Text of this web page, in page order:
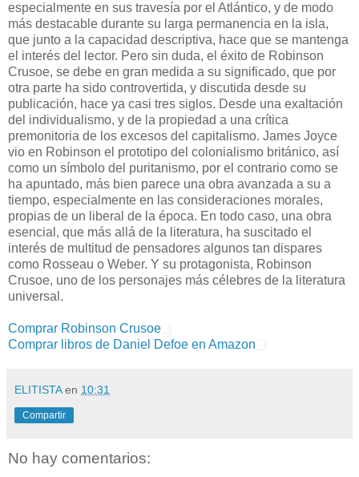
especialmente en sus travesía por el Atlántico, y de modo
más destacable durante su larga permanencia en la isla,
que junto a la capacidad descriptiva, hace que se mantenga
el interés del lector. Pero sin duda, el éxito de Robinson
Crusoe, se debe en gran medida a su significado, que por
otra parte ha sido controvertida, y discutida desde su
publicación, hace ya casi tres siglos. Desde una exaltación
del individualismo, y de la propiedad a una crítica
premonitoria de los excesos del capitalismo. James Joyce
vio en Robinson el prototipo del colonialismo británico, así
como un símbolo del puritanismo, por el contrario como se
ha apuntado, más bien parece una obra avanzada a su a
tiempo, especialmente en las consideraciones morales,
propias de un liberal de la época. En todo caso, una obra
esencial, que más allá de la literatura, ha suscitado el
interés de multitud de pensadores algunos tan dispares
como Rosseau o Weber. Y su protagonista, Robinson
Crusoe, uno de los personajes más célebres de la literatura
universal.
Comprar Robinson Crusoe
Comprar libros de Daniel Defoe en Amazon
ELITISTA en 10:31
Compartir
No hay comentarios: